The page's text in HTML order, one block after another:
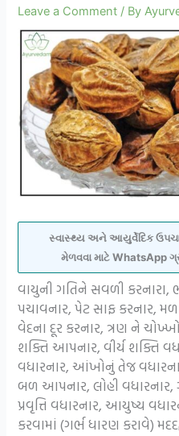
Leave a Comment / By
સ્વાસ્થ્ય અને આયુર્વેદિક
મેળવવા માટે WhatsApp
વાયુની ગતિને સવળી કરનારા,
પચાવનાર, પેટ સાફ કરનાર,
વેદના દૂર કરનાર, ત્રણ ને
શક્તિ આપનાર, વીર્ય શક્તિ
વધારનાર, આંખોનું તેજ
બળ આપનાર, લોહી વધારનાર,
પ્રવૃત્તિ વધારનાર, આયુષ્ય
કરવામાં (ગર્ભ ધારણ કરાવે)